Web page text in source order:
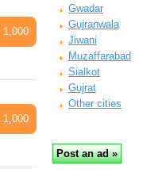
1,000
1,000
Gwadar
Gujranwala
Jiwani
Muzaffarabad
Sialkot
Gujrat
Other cities